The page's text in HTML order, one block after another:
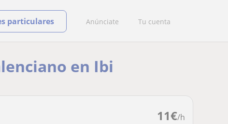
Anúnciate Tu cuenta
particulares
en Ibi
11€/h